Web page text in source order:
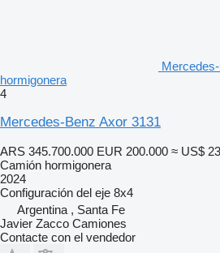
hormigonera
4
Mercedes-Benz Axor 3131
ARS 345.700.000 EUR 200.000 ≈ US$
Camión hormigonera
2024
Configuración del eje 8x4
Argentina , Santa Fe
Javier Zacco Camiones
Contacte con el vendedor